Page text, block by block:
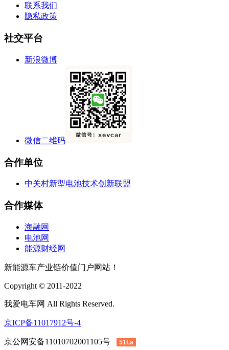
联系我们
隐私政策
社交平台
新浪微博
微信二维码
合作单位
中关村新型电池技术创新联盟
合作媒体
海融网
电池网
能源财经网
新能源车产业链价值门户网站！
Copyright © 2011-2022
我爱电车网 All Rights Reserved.
京ICP备11017912号-4
京公网安备11010702001105号 51La